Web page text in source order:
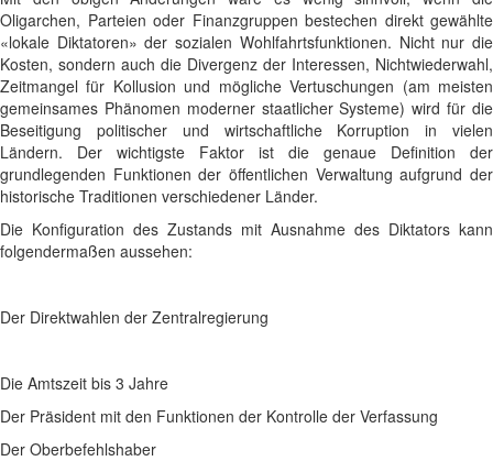
Oligarchen, Parteien oder Finanzgruppen bestechen direkt gewählte
«lokale Diktatoren» der sozialen Wohlfahrtsfunktionen. Nicht nur die
Kosten, sondern auch die Divergenz der Interessen, Nichtwiederwahl,
Zeitmangel für Kollusion und mögliche Vertuschungen (am meisten
gemeinsames Phänomen moderner staatlicher Systeme) wird für die
Beseitigung politischer und wirtschaftliche Korruption in vielen
Ländern. Der wichtigste Faktor ist die genaue Definition der
grundlegenden Funktionen der öffentlichen Verwaltung aufgrund der
historische Traditionen verschiedener Länder.
Die Konfiguration des Zustands mit Ausnahme des Diktators kann
folgendermaßen aussehen:
Der Direktwahlen der Zentralregierung
Die Amtszeit bis 3 Jahre
Der Präsident mit den Funktionen der Kontrolle der Verfassung
Der Oberbefehlshaber